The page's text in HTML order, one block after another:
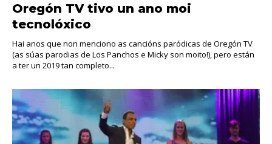
Oregón TV tivo un ano moi
tecnolóxico
Hai anos que non menciono as cancións paródicas de Oregón TV
(as súas parodias de Los Panchos e Micky son moito!), pero están
a ter un 2019 tan completo...